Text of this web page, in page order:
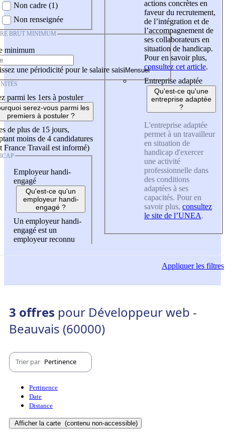
Non cadre (1)
Non renseignée
BRUT MINIMUM
minimum
une périodicité pour le salaire saisi
parmi les 1ers à postuler
serez-vous parmi les
premiers à postuler ?
de plus de 15 jours,
moins de 4 candidatures
France Travail est informé)
Employeur handi-
engagé
Qu'est-ce qu'un
employeur handi-
engagé ?
Un employeur handi-
engagé est un
employeur reconnu
actions concrètes en
faveur du recrutement,
de l’intégration et de
l’accompagnement de
ses collaborateurs en
situation de handicap.
Pour en savoir plus,
consultez cet article.
Entreprise adaptée
Qu'est-ce qu'une
entreprise adaptée
?
L'entreprise adaptée
permet à un travailleur
en situation de
handicap d'exercer
une activité
professionnelle dans
des conditions
adaptées à ses
capacités. Pour en
savoir plus, consultez
le site de l’UNEA.
Appliquerles filtres
3 offres pour Développeur web -
Beauvais (60000)
Trier par Pertinence
Pertinence
Date
Distance
Afficher la carte (contenu non-accessible)